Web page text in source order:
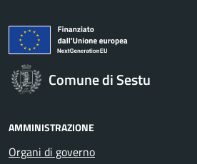
Comune di Sestu
AMMINISTRAZIONE
Organi di governo